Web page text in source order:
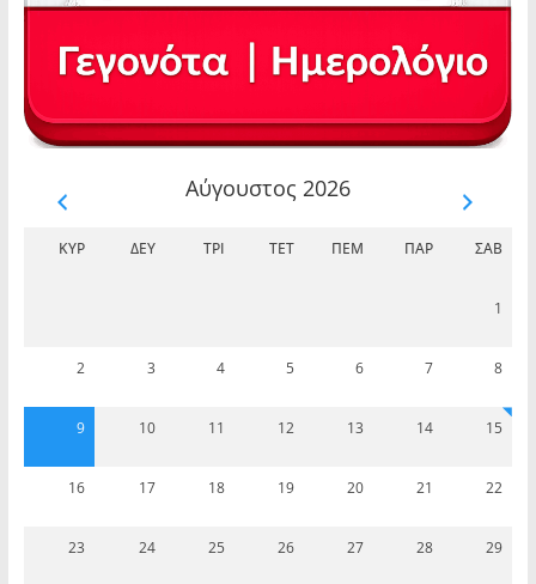
Αύγουστος 2026
ΚΥΡ ΔΕΥ ΤΡΊ ΤΕΤ ΠΈΜ ΠΑΡ ΣΆΒ
1
2 3 4 5 6 7 8
9 10 11 12 13 14 15
16 17 18 19 20 21 22
23 24 25 26 27 28 29